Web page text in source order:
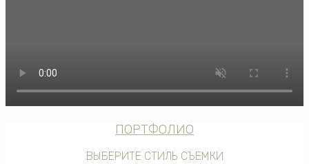
ПОРТФОЛИО
ВЫБЕРИТЕ СТИЛЬ СЪЕМКИ